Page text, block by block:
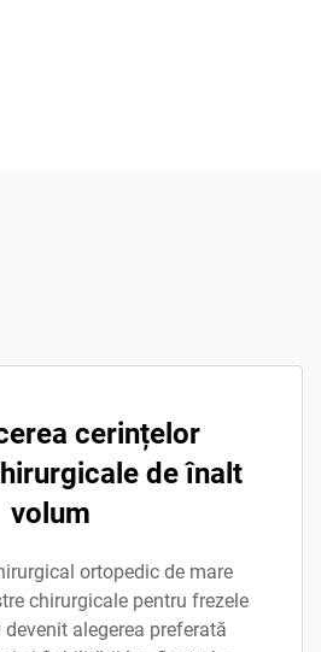
cerințelor
de înalt
volum
ortopedic de mare
chirurgicale pentru frezele
alegerea preferată